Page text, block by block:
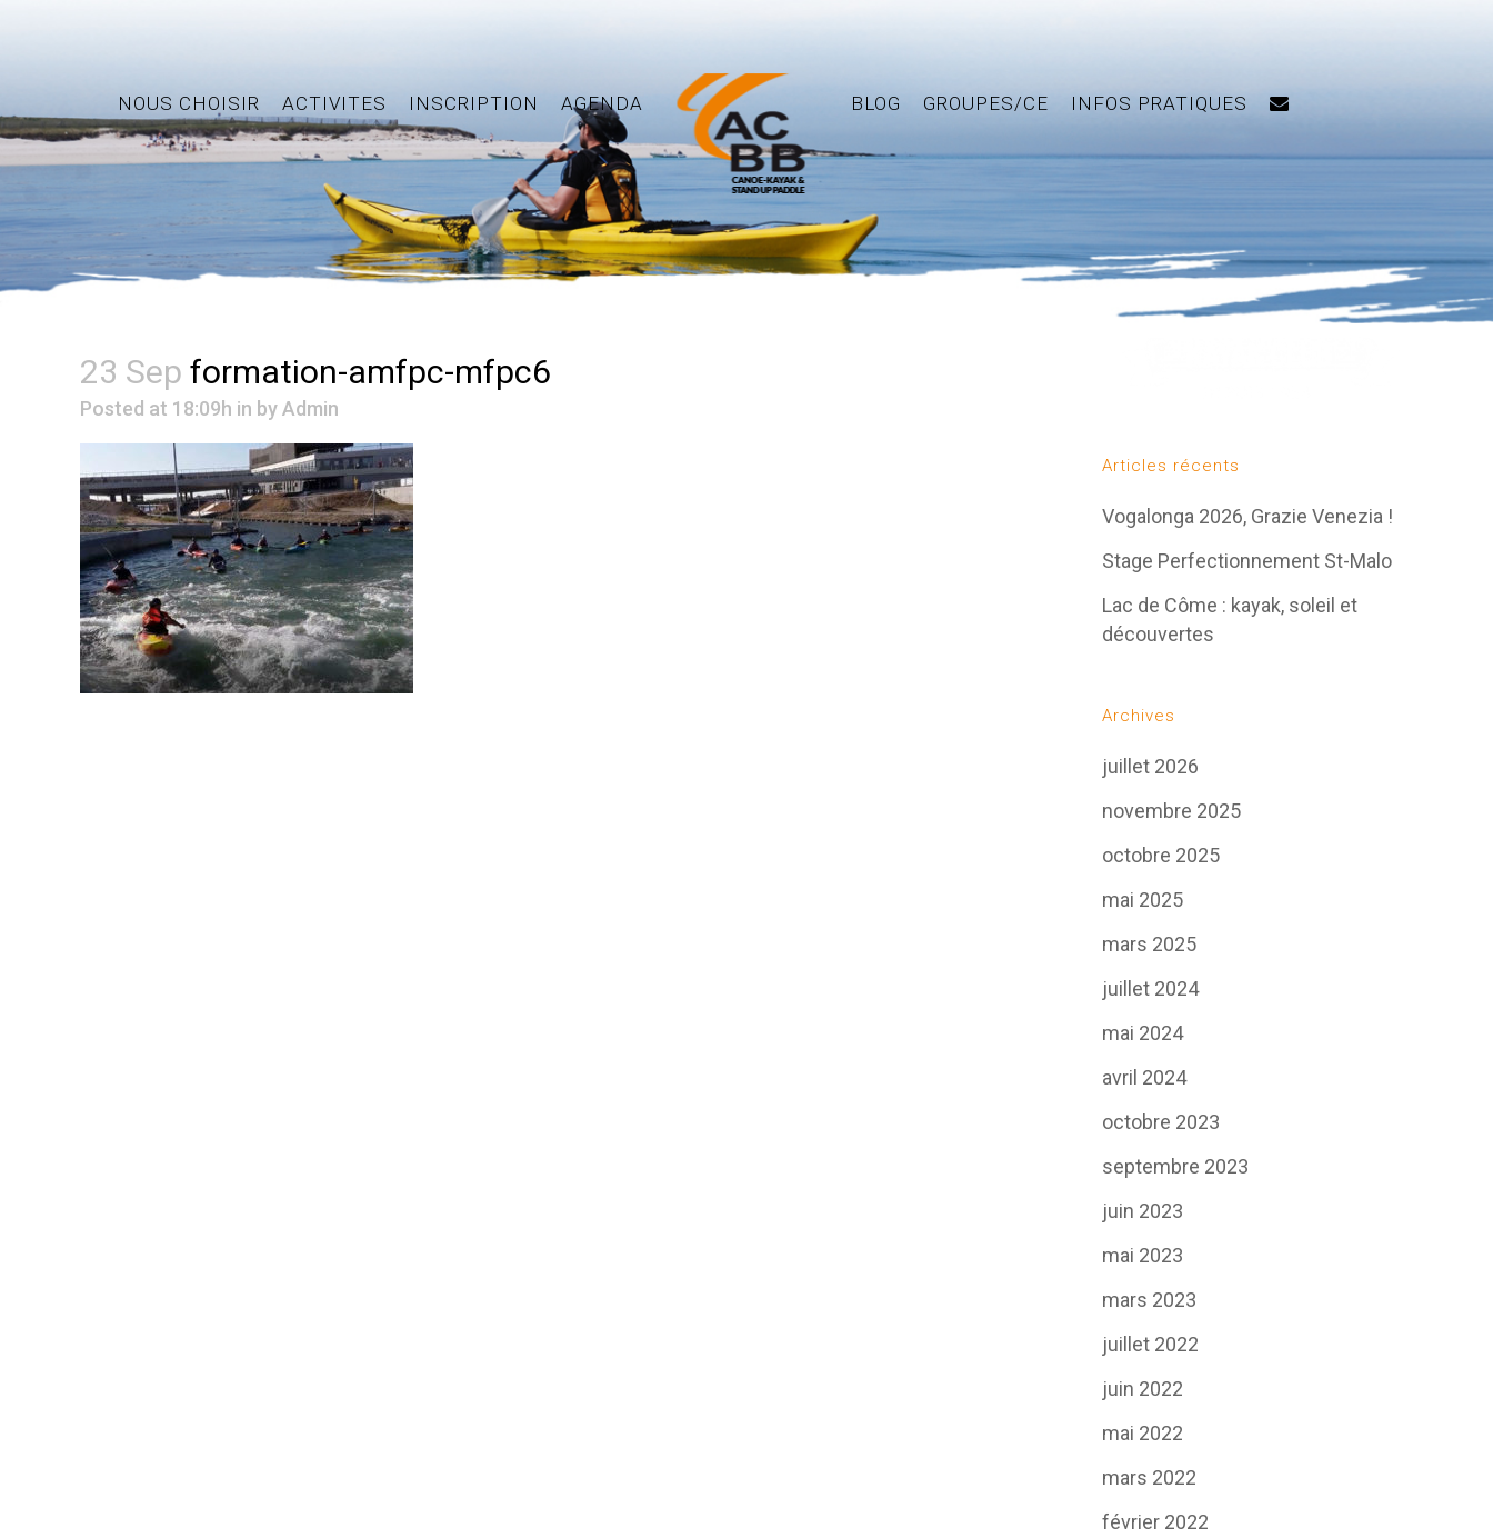
NOUS CHOISIR ACTIVITES INSCRIPTION AGENDA BLOG GROUPES/CE INFOS PRATIQUES
23 Sep formation-amfpc-mfpc6
Posted at 18:09h in byAdmin
Articles récents
Vogalonga 2026, Grazie Venezia !
Stage Perfectionnement St-Malo
Lac de Côme : kayak, soleil et
découvertes
Archives
juillet 2026
novembre 2025
octobre 2025
mai 2025
mars 2025
juillet 2024
mai 2024
avril 2024
octobre 2023
septembre 2023
juin 2023
mai 2023
mars 2023
juillet 2022
juin 2022
mai 2022
mars 2022
février 2022